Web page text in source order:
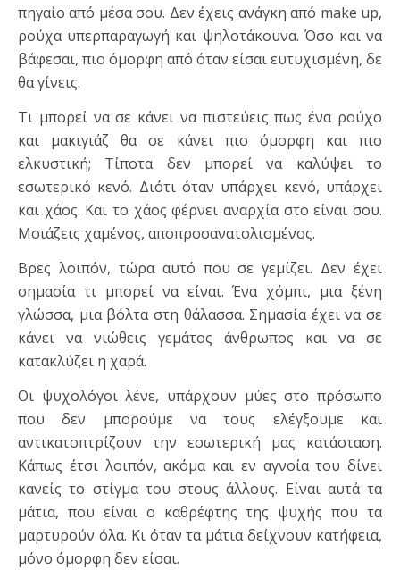
πηγαίο από μέσα σου. Δεν έχεις ανάγκη από make up,
ρούχα υπερπαραγωγή και ψηλοτάκουνα. Όσο και να
βάφεσαι, πιο όμορφη από όταν είσαι ευτυχισμένη, δε
θα γίνεις.
Τι μπορεί να σε κάνει να πιστεύεις πως ένα ρούχο
και μακιγιάζ θα σε κάνει πιο όμορφη και πιο
ελκυστική; Τίποτα δεν μπορεί να καλύψει το
εσωτερικό κενό. Διότι όταν υπάρχει κενό, υπάρχει
και χάος. Και το χάος φέρνει αναρχία στο είναι σου.
Μοιάζεις χαμένος, αποπροσανατολισμένος.
Βρες λοιπόν, τώρα αυτό που σε γεμίζει. Δεν έχει
σημασία τι μπορεί να είναι. Ένα χόμπι, μια ξένη
γλώσσα, μια βόλτα στη θάλασσα. Σημασία έχει να σε
κάνει να νιώθεις γεμάτος άνθρωπος και να σε
κατακλύζει η χαρά.
Οι ψυχολόγοι λένε, υπάρχουν μύες στο πρόσωπο
που δεν μπορούμε να τους ελέγξουμε και
αντικατοπτρίζουν την εσωτερική μας κατάσταση.
Κάπως έτσι λοιπόν, ακόμα και εν αγνοία του δίνει
κανείς το στίγμα του στους άλλους. Είναι αυτά τα
μάτια, που είναι ο καθρέφτης της ψυχής που τα
μαρτυρούν όλα. Κι όταν τα μάτια δείχνουν κατήφεια,
μόνο όμορφη δεν είσαι.